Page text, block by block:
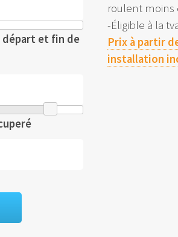
départ et fin de
roulent moins
-Éligible à la
Prix à partir
installation